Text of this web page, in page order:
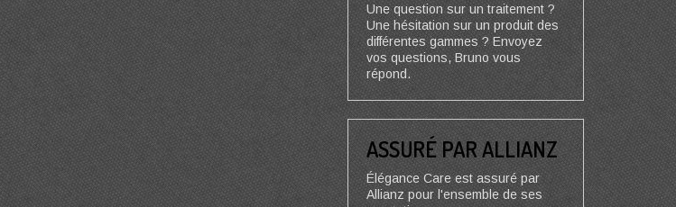
Une question sur un traitement ?
Une hésitation sur un produit des
différentes gammes ? Envoyez
vos questions, Bruno vous
répond.
ASSURÉ PAR ALLIANZ
Élégance Care est assuré par
Allianz pour l'ensemble de ses